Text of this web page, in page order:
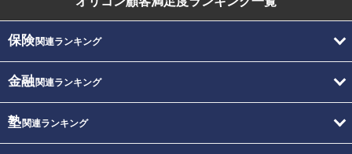
保険関連ランキング
金融関連ランキング
塾関連ランキング